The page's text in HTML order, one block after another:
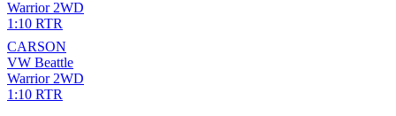
CARSON
VW Beattle
Warrior 2WD
1:10 RTR